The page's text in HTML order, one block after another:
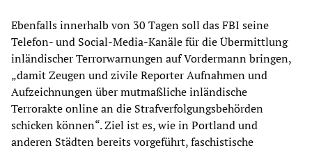
Ebenfalls innerhalb von 30 Tagen soll das FBI seine
Telefon- und Social-Media-Kanäle für die Übermittlung
inländischer Terrorwarnungen auf Vordermann bringen,
„damit Zeugen und zivile Reporter Aufnahmen und
Aufzeichnungen über mutmaßliche inländische
Terrorakte online an die Strafverfolgungsbehörden
schicken können“. Ziel ist es, wie in Portland und
anderen Städten bereits vorgeführt, faschistische